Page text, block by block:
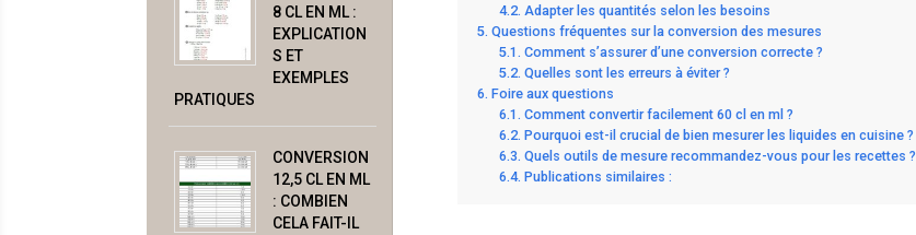
8 CL EN ML :
EXPLICATION
S ET
EXEMPLES
PRATIQUES
CONVERSION
12,5 CL EN ML
: COMBIEN
CELA FAIT-IL
Adapter les quantités selon les besoins
Questions fréquentes sur la conversion des mesures
Comment s’assurer d’une conversion correcte ?
Quelles sont les erreurs à éviter ?
Foire aux questions
Comment convertir facilement 60 cl en ml ?
Pourquoi est-il crucial de bien mesurer les liquides en cuisine ?
Quels outils de mesure recommandez-vous pour les recettes ?
Publications similaires :